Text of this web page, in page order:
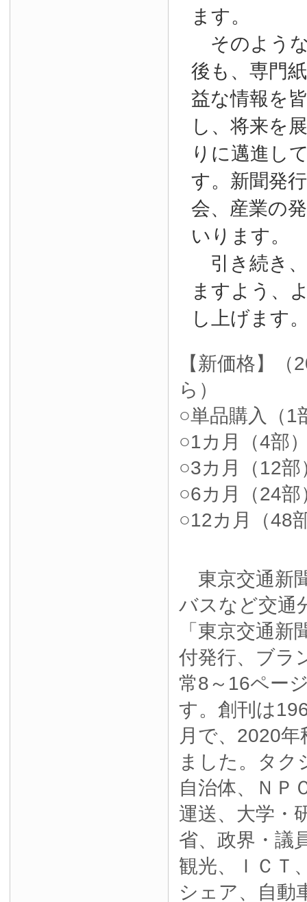
ます。
そのよう
後も、専門
益な情報を
し、将来を
りに邁進し
す。新聞発
会、産業の
いります。
引き続き
ますよう、
し上げます
【新価格】
ら）
○単品購入（1
○1カ月（4部
○3カ月（12
○6カ月（24
○12カ月（48
東京交通新
バスなど交通
「東京交通新
付発行、ブラ
常8～16ペー
す。創刊は
月で、2020
ました。タク
自治体、ＮＰ
運送、大学・
省、政界・議
観光、ＩＣＴ
シェア、自動